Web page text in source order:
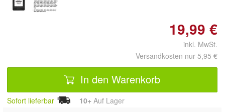
19,99 €
inkl. MwSt.
Versandkosten nur 5,95 €
In den Warenkorb
Sofort lieferbar 10+ Auf Lager